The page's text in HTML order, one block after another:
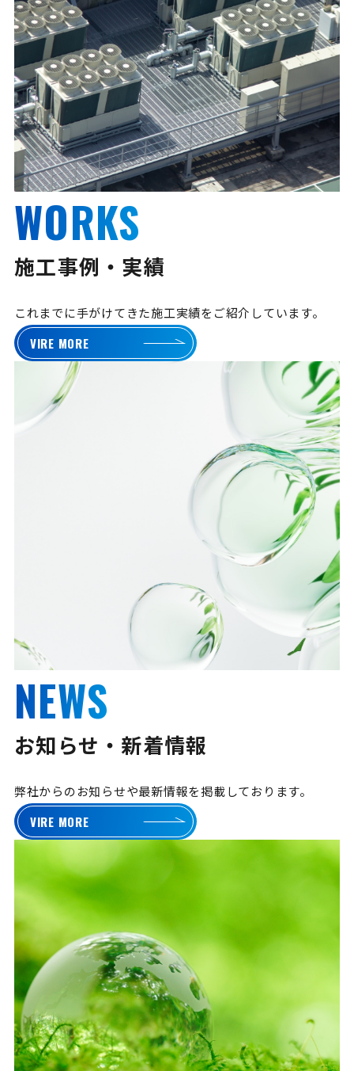
WORKS
施工事例・実績
これまでに手がけてきた施工実績をご紹介しています。
VIRE MORE
NEWS
お知らせ・新着情報
弊社からのお知らせや最新情報を掲載しております。
VIRE MORE